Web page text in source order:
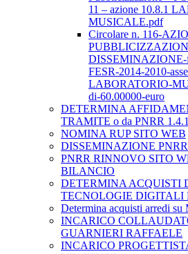
11 – azione 10.8.1
MUSICALE.pdf
Circolare n. 116-
DISSEMINAZIONE-
FESR-2014-2010-
LABORATORIO-
di-60.00000-euro
DETERMINA
TRAMITE o da PNRR
NOMINA RUP SITO WEB
DISSEMINAZIONE
PNRR RINNOVO SITO
BILANCIO
DETERMINA ACQUISTI
TECNOLOGIE DIGITALI
Determina acquisti arredi su
INCARICO
GUARNIERI RAFFAELE
INCARICO